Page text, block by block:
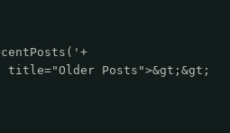
title="Older Posts">&gt;&gt;